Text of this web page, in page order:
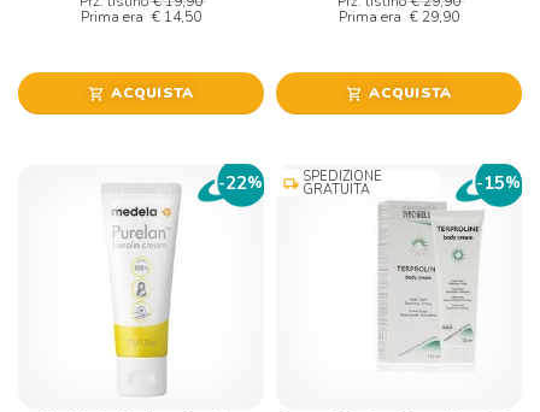
Prima era € 14,50
shopping_cart ACQUISTA
Prima era € 29,90
shopping_cart ACQUISTA
-22% local_shipping SPEDIZIONE
GRATUITA -15%